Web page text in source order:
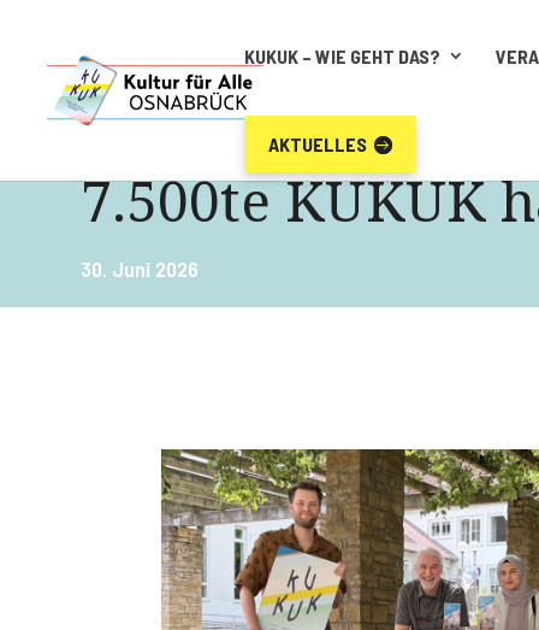
KUKUK – WIE GEHT DAS?
AKTUELLES
7.500te KUKUK
30. Juni 2026